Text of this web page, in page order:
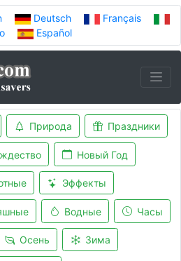
Deutsch
Français
Español
Природа Праздники
Новый Год
Эффекты
Водные Часы
Осень Зима